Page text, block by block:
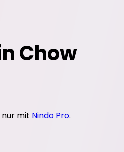
Chow
mit Nindo Pro.